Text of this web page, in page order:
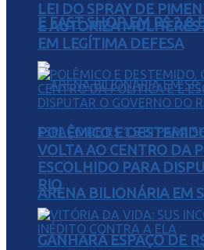
E FAST SHOP EM R$ 2,8
ARENA BILIONÁRIA EM
GANHARÁ ESPAÇO DE
LEI DO SPRAY DE
E AUTORIZA
EM LEGÍTIMA DEFESA
POLÊMICO E
VOLTA AO CENTRO DA
ESCOLHIDO PARA
RIO